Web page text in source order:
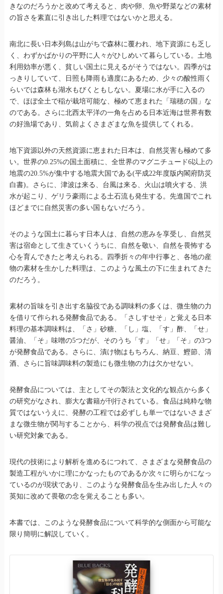
きなのだろうかと改めて考えると、肉や卵、魚や野菜などの素材
の旨さを素直に引き出した料理ではないかと思える。
南北に長い日本列島は山がちで森林に覆われ、地下資源にも乏し
く、わずかばかりの平野に人々がひしめいて暮らしている。土地
利用効率が悪く、貧しい国土に見えるがそうではない。四季がは
っきりしていて、日照も降雨も適度にあるため、少々の酸性雨く
らいでは森林も湖水もびくともしない。夏場に水が手に入るの
で、ほぼ全土で稲が栽培可能な、極めて恵まれた「瑞穂の国」な
のである。さらに北西太平洋の一角を占める日本近海は世界有数
の好漁場であり、気前よくさまざまな魚を提供してくれる。
地下資源以外の天然資源に恵まれた日本は、自然災害も極めて多
い。世界の0.25%の国土面積に、全世界のマグニチュード6以上の
地震の20.5%が集中する地震大国である(平成22年度版内閣府防災
白書)。さらに、津波は来る、台風は来る、火山は噴火する、洪
水が起こり、ゲリラ豪雨による土石流も発生する。先進国でこれ
ほどまでに自然災害の多い国もないだろう。
そのような国土に暮らす日本人は、自然の恵みを享受し、自然災
害は宿命として生きていくうちに、自然を敬い、自然を畏怖する
心を育んできたと考えられる。四季折々の年中行事と、各地の産
物の素材を生かした料理は、このような風土の下に生まれてきた
のだろう。
素材の旨味を引き出す名脇役である調味料の多くは、微生物の力
を借りて作られる発酵食品である。「さしすせそ」と覚える日本
料理の基本調味料は、「さ」砂糖、「し」塩、「す」酢、「せ」
醤油、「そ」味噌の5つだが、そのうち「す」「せ」「そ」の3つ
が発酵食品である。さらに、漬け物はもちろん、納豆、鰹節、清
酒、さらに旨味調味料の製造にも微生物の力は欠かせない。
発酵食品については、主としてその製法と文化的な観点から多く
の研究がなされ、膨大な書籍が刊行されている。食品は純粋な物
質ではないうえに、発酵の工程では必ずしも単一ではないさまざ
まな微生物が関与することから、科学の視点では発酵食品は難し
い研究対象である。
現代の技術により解析を進めるにつれて、さまざまな発酵食品の
製造工程がいかに理にかなったものであるか次々に明らかになっ
ているのが現状であり、このような発酵食品を生み出した人々の
英知に改めて畏敬の念を覚えることも多い。
本書では、このような発酵食品について科学的な側面から可能な
限り簡明に解説していく。